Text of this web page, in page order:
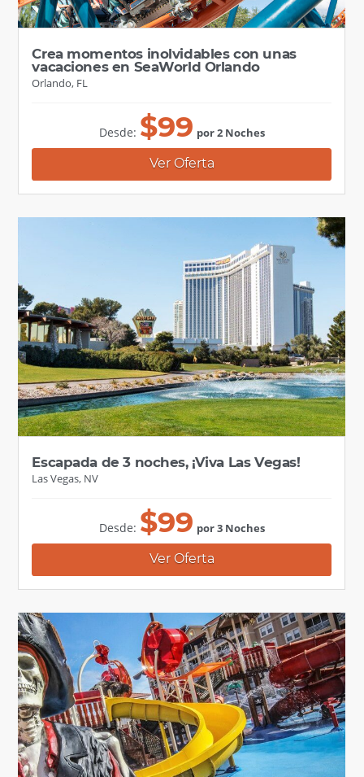
Crea momentos inolvidables con unas
vacaciones en SeaWorld Orlando
Orlando, FL
Desde: $99 por 2 Noches
Ver Oferta
Escapada de 3 noches, ¡Viva Las Vegas!
Las Vegas, NV
Desde: $99 por 3 Noches
Ver Oferta